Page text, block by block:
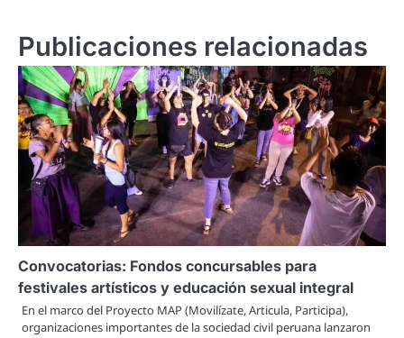
Publicaciones relacionadas
Convocatorias: Fondos concursables para
festivales artísticos y educación sexual integral
En el marco del Proyecto MAP (Movilízate, Articula, Participa),
organizaciones importantes de la sociedad civil peruana lanzaron